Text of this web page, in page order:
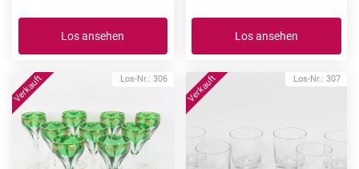
Los ansehen Los ansehen
Los-Nr.: 306 Los-Nr.: 307